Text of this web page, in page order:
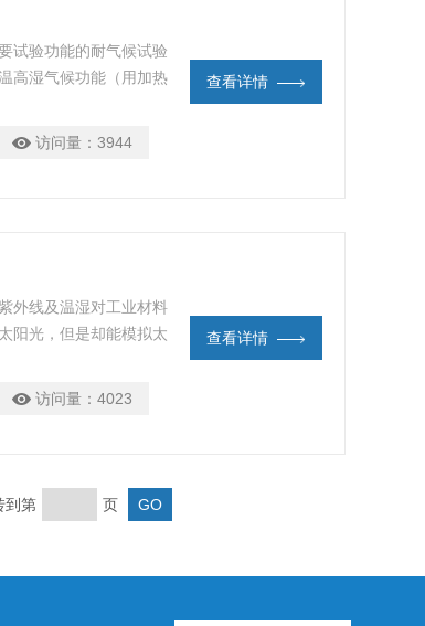
试验功能的耐气候试验
高湿气候功能（用加热
访问量：3944
查看详情
外线及温湿对工业材料
阳光，但是却能模拟太
访问量：4023
查看详情
到第 页